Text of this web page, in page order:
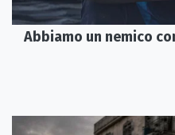
Abbiamo un nemico